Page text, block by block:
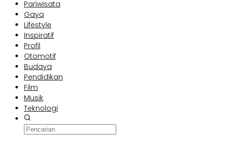
Pariwisata
Gaya
Lifestyle
Inspiratif
Profil
Otomotif
Budaya
Pendidikan
Film
Musik
Teknologi